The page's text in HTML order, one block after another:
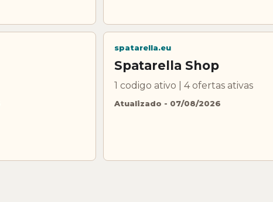
spatarella.eu
Spatarella Shop
1 codigo ativo | 4 ofertas ativas
Atualizado - 07/08/2026